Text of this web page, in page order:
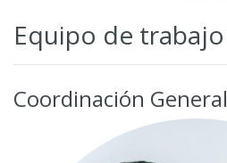
Equipo de trabajo
Coordinación General